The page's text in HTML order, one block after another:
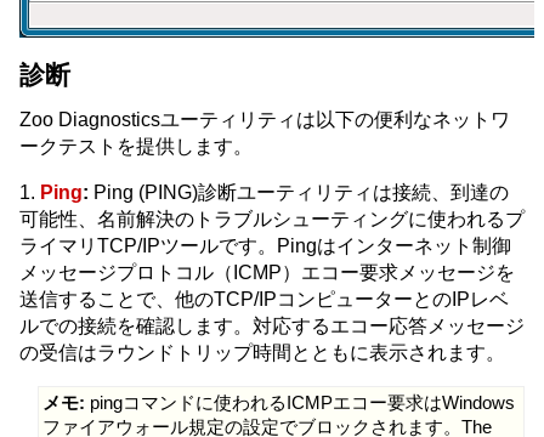
診断
Zoo Diagnosticsユーティリティは以下の便利なネットワ
ークテストを提供します。
1. Ping: Ping (PING)診断ユーティリティは接続、到達の
可能性、名前解決のトラブルシューティングに使われるプ
ライマリTCP/IPツールです。Pingはインターネット制御
メッセージプロトコル（ICMP）エコー要求メッセージを
送信することで、他のTCP/IPコンピューターとのIPレベ
ルでの接続を確認します。対応するエコー応答メッセージ
の受信はラウンドトリップ時間とともに表示されます。
メモ: pingコマンドに使われるICMPエコー要求はWindows
ファイアウォール規定の設定でブロックされます。The